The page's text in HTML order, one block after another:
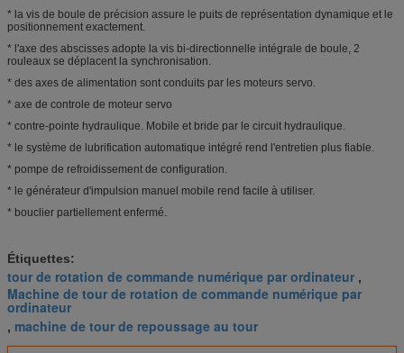
* la vis de boule de précision assure le puits de représentation dynamique et le
positionnement exactement.
* l'axe des abscisses adopte la vis bi-directionnelle intégrale de boule, 2
rouleaux se déplacent la synchronisation.
* des axes de alimentation sont conduits par les moteurs servo.
* axe de controle de moteur servo
* contre-pointe hydraulique. Mobile et bride par le circuit hydraulique.
* le système de lubrification automatique intégré rend l'entretien plus fiable.
* pompe de refroidissement de configuration.
* le générateur d'impulsion manuel mobile rend facile à utiliser.
* bouclier partiellement enfermé.
Étiquettes:
tour de rotation de commande numérique par ordinateur ,
Machine de tour de rotation de commande numérique par
ordinateur
, machine de tour de repoussage au tour